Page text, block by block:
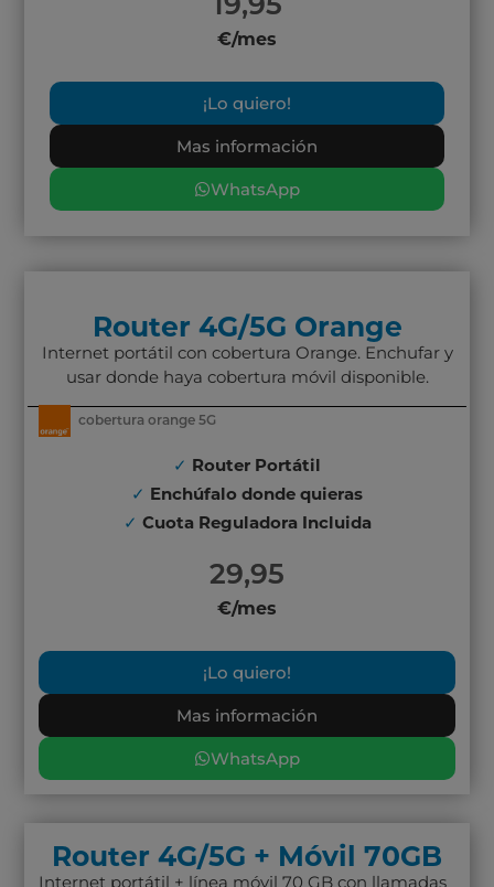
19,95
€/mes
¡Lo quiero!
Mas información
WhatsApp
Router 4G/5G Orange
Internet portátil con cobertura Orange. Enchufar y
usar donde haya cobertura móvil disponible.
cobertura orange 5G
✓ Router Portátil
✓ Enchúfalo donde quieras
✓ Cuota Reguladora Incluida
29,95
€/mes
¡Lo quiero!
Mas información
WhatsApp
Router 4G/5G + Móvil 70GB
Internet portátil + línea móvil 70 GB con llamadas